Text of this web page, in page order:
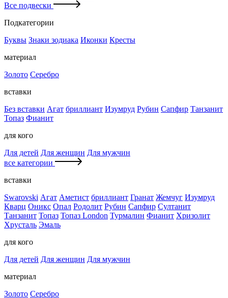
Все подвески
Подкатегории
Буквы Знаки зодиака Иконки Кресты
материал
Золото Серебро
вставки
Без вставки Агат бриллиант Изумруд Рубин Сапфир Танзанит
Топаз Фианит
для кого
Для детей Для женщин Для мужчин
все категории
вставки
Swarovski Агат Аметист бриллиант Гранат Жемчуг Изумруд
Кварц Оникс Опал Родолит Рубин Сапфир Султанит
Танзанит Топаз Топаз London Турмалин Фианит Хризолит
Хрусталь Эмаль
для кого
Для детей Для женщин Для мужчин
материал
Золото Серебро